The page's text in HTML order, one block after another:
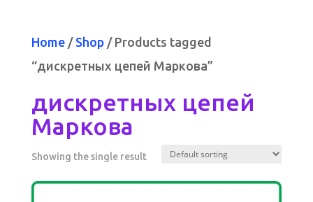
Home/ Shop/ Products tagged
“дискретных цепей Маркова”
дискретных цепей
Маркова
Showing the single result